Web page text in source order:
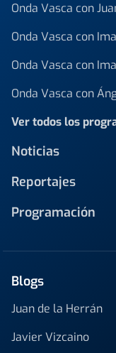
Onda Vasca con
Onda Vasca con
Onda Vasca con
Onda Vasca con
Ver todos los
Noticias
Reportajes
Programación
Blogs
Juan de la Herrán
Javier Vizcaino